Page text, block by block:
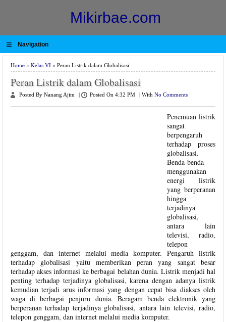
Mikirbae.com
≡ Navigation
Home » Kelas VI » Peran Listrik dalam Globalisasi
Peran Listrik dalam Globalisasi
Posted By Nanang Ajim Posted On 4:32 PM With No Comments
Penemuan listrik
sangat
berpengaruh
terhadap proses
globalisasi.
Benda-benda
menggunakan
energi listrik
yang berperanan
hingga
terjadinya
globalisasi,
antara lain
televisi, radio,
telepon
genggam, dan internet melalui media komputer. Pengaruh listrik
terhadap globalisasi yaitu memberikan peran yang sangat besar
terhadap akses informasi ke berbagai belahan dunia. Listrik menjadi hal
penting terhadap terjadinya globalisasi, karena dengan adanya listrik
kemudian terjadi arus informasi yang dengan cepat bisa diakses oleh
waga di berbagai penjuru dunia. Beragam benda elektronik yang
berperanan terhadap terjadinya globalisasi, antara lain televisi, radio,
telepon genggam, dan internet melalui media komputer.